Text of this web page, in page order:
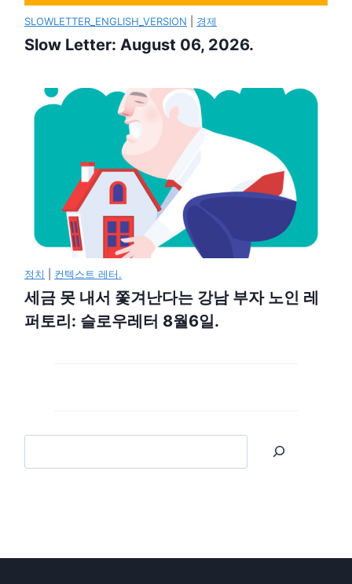
SLOWLETTER_ENGLISH_VERSION 경제
Slow Letter: August 06, 2026.
정치 컨텍스트 레터.
세금 못 내서 쫓겨난다는 강남 부자 노인 레
퍼토리: 슬로우레터 8월6일.